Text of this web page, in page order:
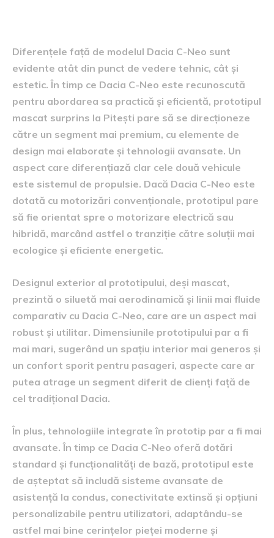
Diferențele față de modelul Dacia C-Neo sunt
evidente atât din punct de vedere tehnic, cât și
estetic. În timp ce Dacia C-Neo este recunoscută
pentru abordarea sa practică și eficientă, prototipul
mascat surprins la Pitești pare să se direcționeze
către un segment mai premium, cu elemente de
design mai elaborate și tehnologii avansate. Un
aspect care diferențiază clar cele două vehicule
este sistemul de propulsie. Dacă Dacia C-Neo este
dotată cu motorizări convenționale, prototipul pare
să fie orientat spre o motorizare electrică sau
hibridă, marcând astfel o tranziție către soluții mai
ecologice și eficiente energetic.
Designul exterior al prototipului, deși mascat,
prezintă o siluetă mai aerodinamică și linii mai fluide
comparativ cu Dacia C-Neo, care are un aspect mai
robust și utilitar. Dimensiunile prototipului par a fi
mai mari, sugerând un spațiu interior mai generos și
un confort sporit pentru pasageri, aspecte care ar
putea atrage un segment diferit de clienți față de
cel tradițional Dacia.
În plus, tehnologiile integrate în prototip par a fi mai
avansate. În timp ce Dacia C-Neo oferă dotări
standard și funcționalități de bază, prototipul este
de așteptat să includă sisteme avansate de
asistență la condus, conectivitate extinsă și opțiuni
personalizabile pentru utilizatori, adaptându-se
astfel mai bine cerințelor pieței moderne și